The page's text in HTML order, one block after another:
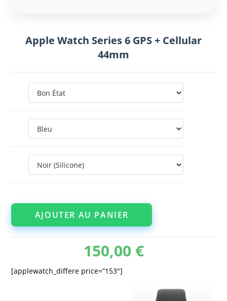
Apple Watch Series 6 GPS + Cellular
44mm
AJOUTER AU PANIER
150,00 €
[applewatch_differe price=”153″]